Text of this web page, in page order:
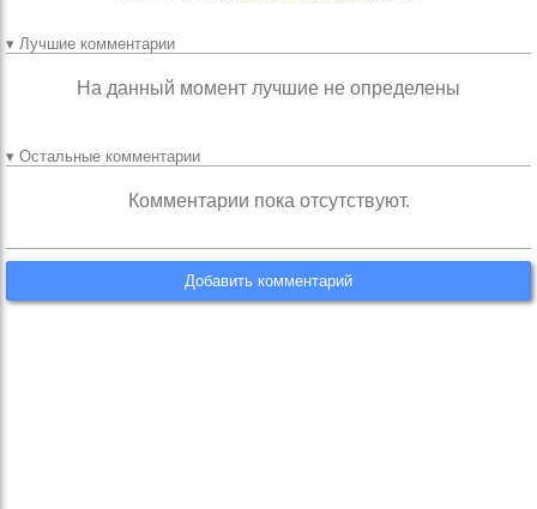
▾ Лучшие комментарии
На данный момент лучшие не определены
▾ Остальные комментарии
Комментарии пока отсутствуют.
Добавить комментарий